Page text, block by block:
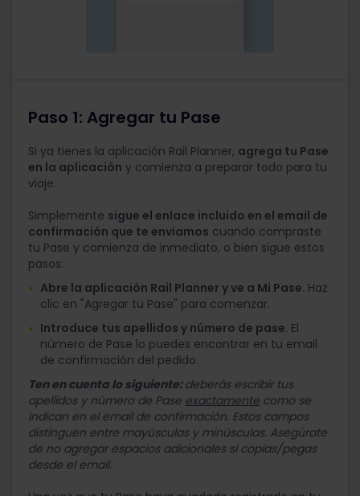
Paso 1: Agregar tu Pase
Si ya tienes la aplicación Rail Planner, agrega tu Pase
en la aplicación y comienza a preparar todo para tu
viaje.
Simplemente sigue el enlace incluido en el email de
confirmación que te enviamos cuando compraste
tu Pase y comienza de inmediato, o bien sigue estos
pasos:
Abre la aplicación Rail Planner y ve a Mi Pase. Haz
clic en "Agregar tu Pase" para comenzar.
Introduce tus apellidos y número de pase. El
número de Pase lo puedes encontrar en tu email
de confirmación del pedido.
Ten en cuenta lo siguiente:deberás escribir tus
apellidos y número de Pase exactamente como se
indican en el email de confirmación. Estos campos
distinguen entre mayúsculas y minúsculas. Asegúrate
de no agregar espacios adicionales si copias/pegas
desde el email.